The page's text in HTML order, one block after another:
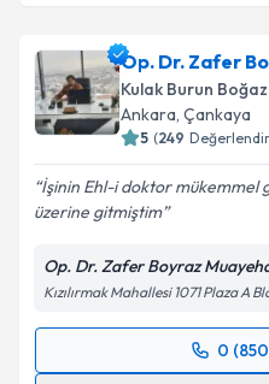
takvim hazırlandığında
E-posta Adresiniz
Kişisel verilerimin
kapsamda
Takvim
Op. Dr. Zafer
Kulak Burun
Ankara, Çankaya
5 (249
İşinin Ehl-i doktor mükemmel
üzerine gitmiştim
Op. Dr. Zafer Boyraz
Kızılırmak Mahallesi 1071 Plaza A
0
Randevu Takvimi